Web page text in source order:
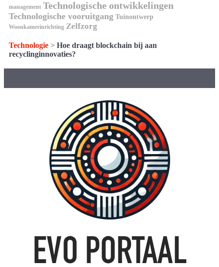
management Technologische ontwikkelingen
Technologische vooruitgang Tuinontwerp
Woonkamerinrichting Zelfzorg
Technologie > Hoe draagt blockchain bij aan
recyclinginnovaties?